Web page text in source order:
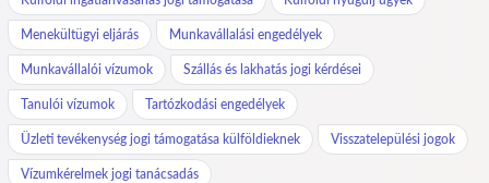
Menekültügyi eljárás Munkavállalási engedélyek
Munkavállalói vízumok Szállás és lakhatás jogi kérdései
Tanulói vízumok Tartózkodási engedélyek
Üzleti tevékenység jogi támogatása külföldieknek Visszatelepülési jogok
Vízumkérelmek jogi tanácsadás